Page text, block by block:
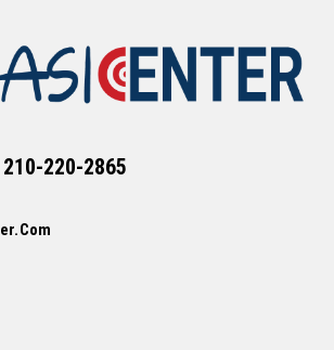
220-2865